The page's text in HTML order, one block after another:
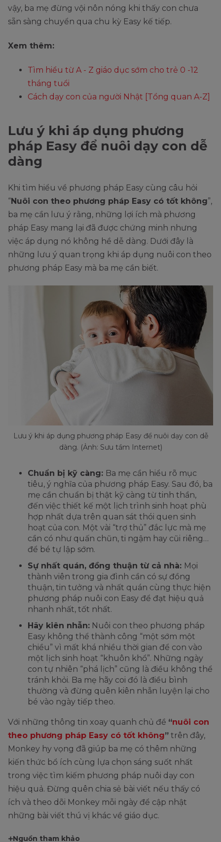
vậy, ba mẹ đừng vội nôn nóng khi thấy con chưa
sẵn sàng chuyển qua chu kỳ Easy kế tiếp.
Xem thêm:
Tìm hiểu từ A - Z giáo dục sớm cho trẻ 0 -12
tháng tuổi
Cách dạy con của người Nhật [Tổng quan A-Z]
Lưu ý khi áp dụng phương
pháp Easy để nuôi dạy con dễ
dàng
Khi tìm hiểu về phương pháp Easy cùng câu hỏi
“Nuôi con theo phương pháp Easy có tốt không”,
ba mẹ cần lưu ý rằng, những lợi ích mà phương
pháp Easy mang lại đã được chứng minh nhưng
việc áp dụng nó không hề dễ dàng. Dưới đây là
những lưu ý quan trọng khi áp dụng nuôi con theo
phương pháp Easy mà ba mẹ cần biết.
Lưu ý khi áp dụng phương pháp Easy để nuôi dạy con dễ
dàng. (Ảnh: Sưu tầm Internet)
Chuẩn bị kỹ càng: Ba mẹ cần hiểu rõ mục
tiêu, ý nghĩa của phương pháp Easy. Sau đó, ba
mẹ cần chuẩn bị thật kỹ càng từ tinh thần,
đến việc thiết kế một lịch trình sinh hoạt phù
hợp nhất dựa trên quan sát thói quen sinh
hoạt của con. Một vài “trợ thủ” đắc lực mà mẹ
cần có như quấn chũn, ti ngậm hay cũi riêng…
để bé tự lập sớm.
Sự nhất quán, đồng thuận từ cả nhà: Mọi
thành viên trong gia đình cần có sự đồng
thuận, tin tưởng và nhất quán cùng thực hiện
phương pháp nuôi con Easy để đạt hiệu quả
nhanh nhất, tốt nhất.
Hãy kiên nhẫn: Nuôi con theo phương pháp
Easy không thể thành công “một sớm một
chiều” vì mất khá nhiều thời gian để con vào
một lịch sinh hoạt “khuôn khổ”. Những ngày
con tự nhiên “phá lịch” cũng là điều không thể
tránh khỏi. Ba mẹ hãy coi đó là điều bình
thường và đừng quên kiên nhẫn luyện lại cho
bé vào ngày tiếp theo.
Với những thông tin xoay quanh chủ đề “nuôi con
theo phương pháp Easy có tốt không” trên đây,
Monkey hy vọng đã giúp ba mẹ có thêm những
kiến thức bổ ích cùng lựa chọn sáng suốt nhất
trong việc tìm kiếm phương pháp nuôi dạy con
hiệu quả. Đừng quên chia sẻ bài viết nếu thấy có
ích và theo dõi Monkey mỗi ngày để cập nhật
những bài viết thú vị khác về giáo dục.
Nguồn tham khảo